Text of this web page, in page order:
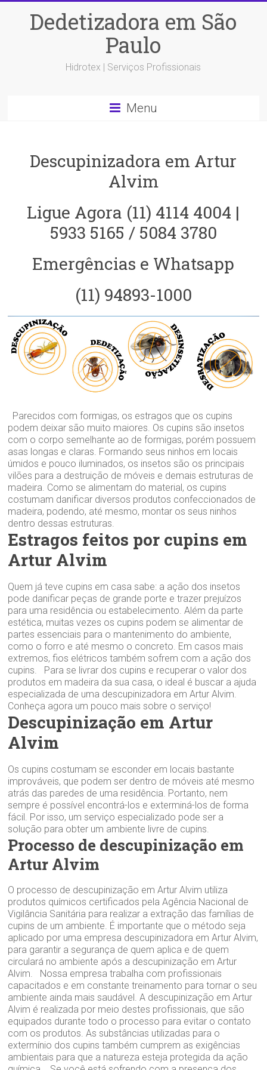
Dedetizadora em São
Paulo
Hidrotex | Serviços Profissionais
Menu
Descupinizadora em Artur
Alvim‎
Ligue Agora (11) 4114 4004 |
5933 5165 / 5084 3780
Emergências e Whatsapp
(11) 94893-1000
Parecidos com formigas, os estragos que os cupins
podem deixar são muito maiores. Os cupins são insetos
com o corpo semelhante ao de formigas, porém possuem
asas longas e claras. Formando seus ninhos em locais
úmidos e pouco iluminados, os insetos são os principais
vilões para a destruição de móveis e demais estruturas de
madeira. Como se alimentam do material, os cupins
costumam danificar diversos produtos confeccionados de
madeira, podendo, até mesmo, montar os seus ninhos
dentro dessas estruturas.
Estragos feitos por cupins em
Artur Alvim‎
Quem já teve cupins em casa sabe: a ação dos insetos
pode danificar peças de grande porte e trazer prejuízos
para uma residência ou estabelecimento. Além da parte
estética, muitas vezes os cupins podem se alimentar de
partes essenciais para o mantenimento do ambiente,
como o forro e até mesmo o concreto. Em casos mais
extremos, fios elétricos também sofrem com a ação dos
cupins. Para se livrar dos cupins e recuperar o valor dos
produtos em madeira da sua casa, o ideal é buscar a ajuda
especializada de uma descupinizadora em Artur Alvim‎.
Conheça agora um pouco mais sobre o serviço!
Descupinização em Artur
Alvim‎
Os cupins costumam se esconder em locais bastante
improváveis, que podem ser dentro de móveis até mesmo
atrás das paredes de uma residência. Portanto, nem
sempre é possível encontrá-los e exterminá-los de forma
fácil. Por isso, um serviço especializado pode ser a
solução para obter um ambiente livre de cupins.
Processo de descupinização em
Artur Alvim‎
O processo de descupinização em Artur Alvim‎ utiliza
produtos químicos certificados pela Agência Nacional de
Vigilância Sanitária para realizar a extração das famílias de
cupins de um ambiente. É importante que o método seja
aplicado por uma empresa descupinizadora em Artur Alvim‎,
para garantir a segurança de quem aplica e de quem
circulará no ambiente após a descupinização em Artur
Alvim‎. Nossa empresa trabalha com profissionais
capacitados e em constante treinamento para tornar o seu
ambiente ainda mais saudável. A descupinização em Artur
Alvim‎ é realizada por meio destes profissionais, que são
equipados durante todo o processo para evitar o contato
com os produtos. As substâncias utilizadas para o
extermínio dos cupins também cumprem as exigências
ambientais para que a natureza esteja protegida da ação